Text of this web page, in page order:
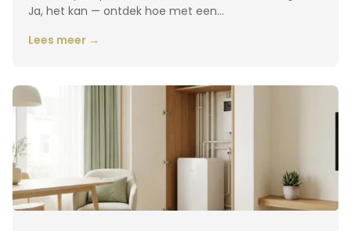
Ja, het kan — ontdek hoe met een…
Lees meer →